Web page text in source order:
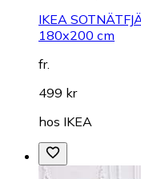
IKEA
180x200 cm
fr.
499 kr
hos IKEA